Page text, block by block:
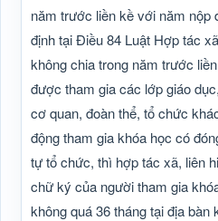
năm trước liền kề với năm nộp
định tại Điều 84 Luật Hợp tác
không chia trong năm trước
được tham gia các lớp giáo
cơ quan, đoàn thể, tổ chức
động tham gia khóa học có
tự tổ chức, thì hợp tác xã, liên
chữ ký của người tham gia
không quá 36 tháng tại địa